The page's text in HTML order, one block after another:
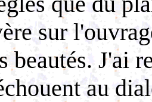
sur
beautés. J'ai
au